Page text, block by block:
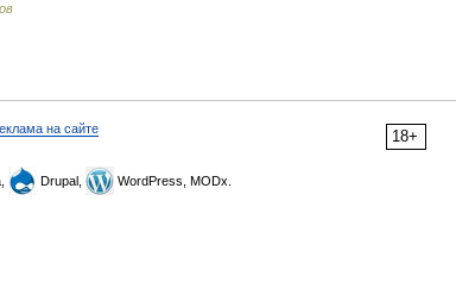
18+
на сайте
Drupal, WordPress, MODx.